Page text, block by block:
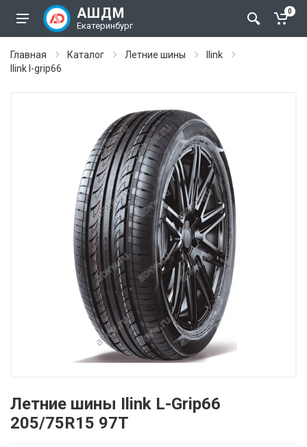
АШДМ
Екатеринбург
0
Главная Каталог Летние шины
Ilink
Ilink l-grip66
Летние шины Ilink L-Grip66
205/75R15 97T